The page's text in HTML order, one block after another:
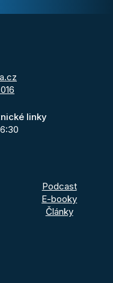
linky
Podcast
E-booky
Články